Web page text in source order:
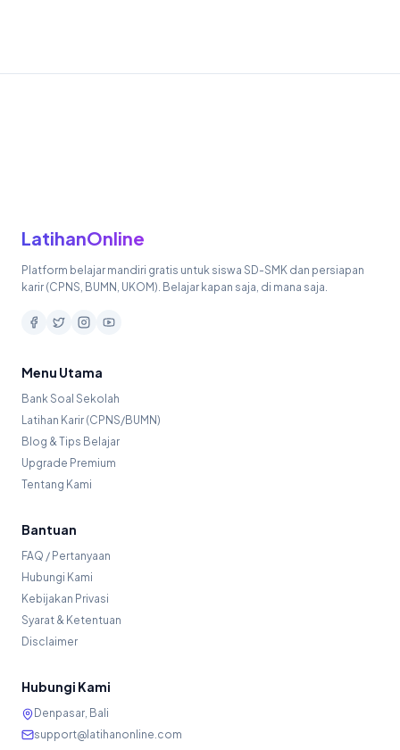
LatihanOnline
Platform belajar mandiri gratis untuk siswa SD-SMK dan persiapan
karir (CPNS, BUMN, UKOM). Belajar kapan saja, di mana saja.
Menu Utama
Bank Soal Sekolah
Latihan Karir (CPNS/BUMN)
Blog & Tips Belajar
Upgrade Premium
Tentang Kami
Bantuan
FAQ / Pertanyaan
Hubungi Kami
Kebijakan Privasi
Syarat & Ketentuan
Disclaimer
Hubungi Kami
Denpasar, Bali
support@latihanonline.com